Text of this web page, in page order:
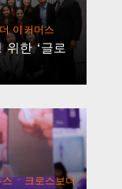
이커머스
한 ‘글로
스·크로스보더